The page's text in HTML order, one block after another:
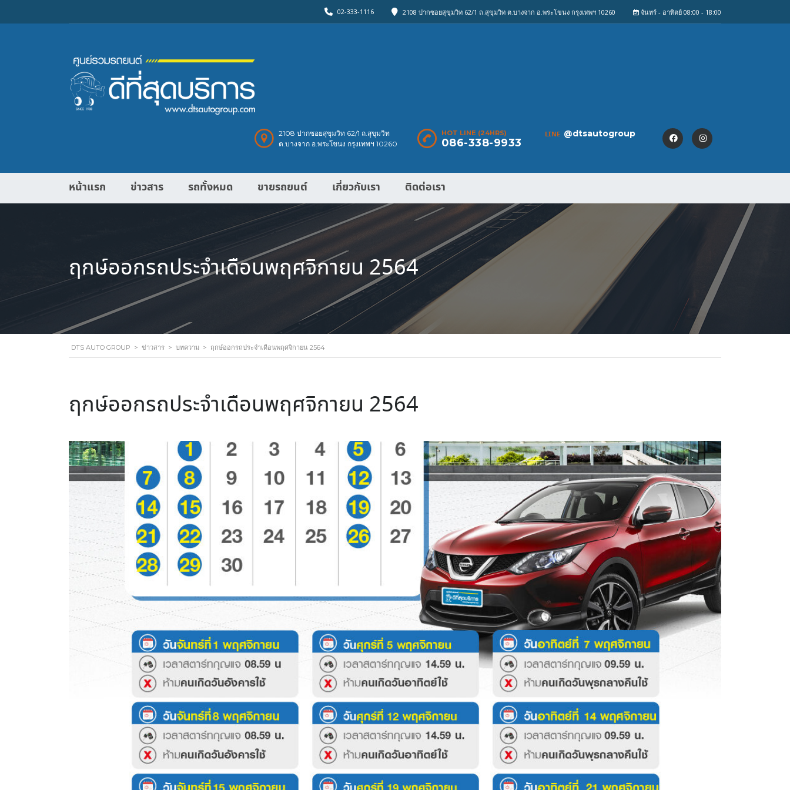
จันทร์ - อาทิตย์ 08:00 - 18:00
2108 ปากซอยสุขุมวิท 62/1 ถ.สุขุมวิท ต.บางจาก อ.พระโขนง กรุงเทพฯ 10260
02-333-1116
LINE @dtsautogroup
HOT LINE (24HRS)
086-338-9933
2108 ปากซอยสุขุมวิท 62/1 ถ.สุขุมวิท
ต.บางจาก อ.พระโขนง กรุงเทพฯ 10260
หน้าแรก ข่าวสาร รถทั้งหมด ขายรถยนต์ เกี่ยวกับเรา ติดต่อเรา
ฤกษ์ออกรถประจำเดือนพฤศจิกายน 2564
DTS AUTO GROUP > ข่าวสาร > บทความ > ฤกษ์ออกรถประจำเดือนพฤศจิกายน 2564
ฤกษ์ออกรถประจำเดือนพฤศจิกายน 2564